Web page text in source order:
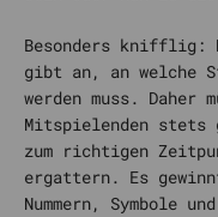
Besonders
gibt an, an welche
werden muss. Daher
Mitspielenden stets
zum richtigen
ergattern. Es
Nummern, Symbole